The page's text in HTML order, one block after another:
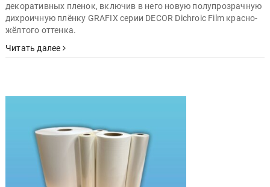
декоративных пленок, включив в него новую полупрозрачную
дихроичную плёнку GRAFIX серии DECOR Dichroic Film красно-
жёлтого оттенка.
Читать далее